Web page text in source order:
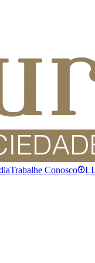
Trabalhe Conosco